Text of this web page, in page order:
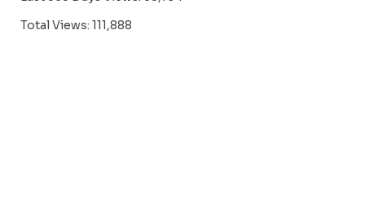
Total Views: 111,888